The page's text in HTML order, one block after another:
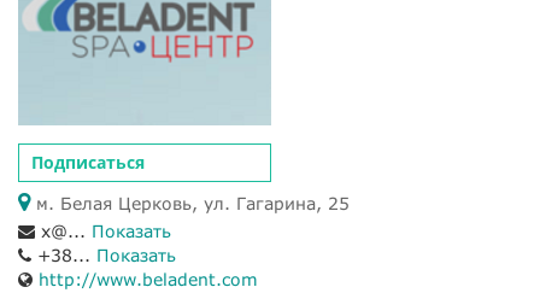
Подписаться
м. Белая Церковь, ул. Гагарина, 25
x@... Показать
+38... Показать
http://www.beladent.com